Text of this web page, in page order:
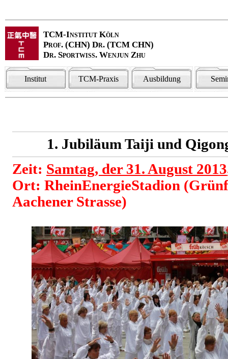
TCM-Institut Köln
Prof. (CHN) Dr. (TCM CHN)
Dr. Sportwiss. Wenjun Zhu
Institut TCM-Praxis Ausbildung
1. Jubiläum Taiji und
Zeit: Samtag, der 31. August 2013
Ort: RheinEnergieStadion
Aachener Strasse)